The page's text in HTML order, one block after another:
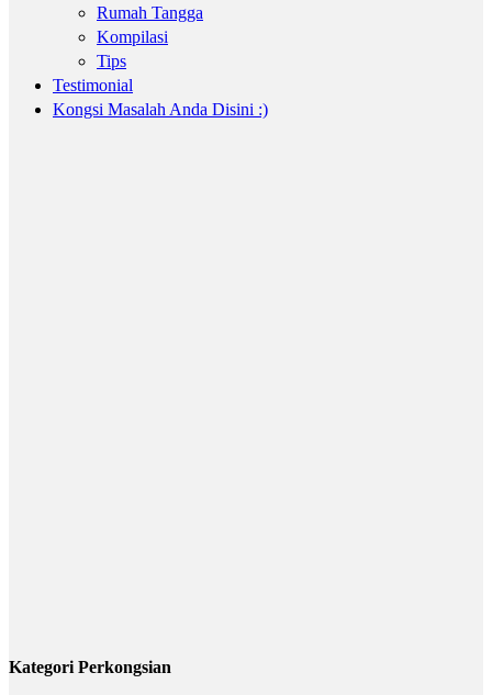
Rumah Tangga
Kompilasi
Tips
Testimonial
Kongsi Masalah Anda Disini :)
Kategori Perkongsian